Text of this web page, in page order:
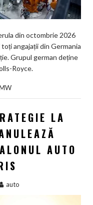
din octombrie 2026
angajații din Germania
Grupul german deține
Royce.
LA
AUTO
auto